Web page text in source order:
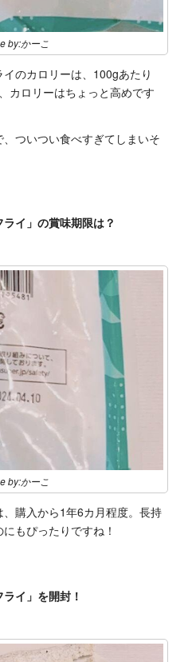
by:かーこ
のカロリーは、100gあたり
カロリーはちょっと高めです
ついつい食べすぎてしまいそ
ライ」の賞味期限は？
by:かーこ
購入から1年6カ月程度。長持
もぴったりですね！
イ」を開封！